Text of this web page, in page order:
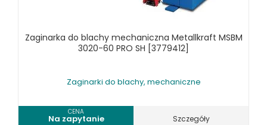
Zaginarka do blachy mechaniczna Metallkraft MSBM
3020-60 PRO SH [3779412]
Zaginarki do blachy, mechaniczne
CENA
Na zapytanie Szczegóły